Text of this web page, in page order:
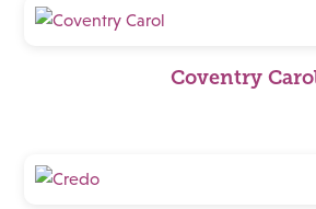
Coventry